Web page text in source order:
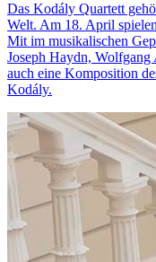
Das Kodály Quartett
Welt. Am 18. April
Mit im musikalischen
Joseph Haydn, Wolfgang
auch eine Komposition
Kodály.